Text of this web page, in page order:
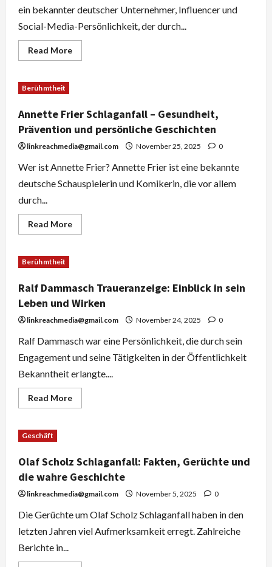
ein bekannter deutscher Unternehmer, Influencer und
Social-Media-Persönlichkeit, der durch...
Read MoreRead
more
Fakten,
Gerüchte
und
Wahrheit
Berühmtheit
Annette Frier Schlaganfall – Gesundheit,
Prävention und persönliche Geschichten
linkreachmedia@gmail.com November 25, 2025 0
Wer ist Annette Frier? Annette Frier ist eine bekannte
deutsche Schauspielerin und Komikerin, die vor allem
durch...
Read MoreRead
more
Gesundheit,
Prävention
und
persönliche
Geschichten
Berühmtheit
Ralf Dammasch Traueranzeige: Einblick in sein
Leben und Wirken
linkreachmedia@gmail.com November 24, 2025 0
Ralf Dammasch war eine Persönlichkeit, die durch sein
Engagement und seine Tätigkeiten in der Öffentlichkeit
Bekanntheit erlangte....
Read MoreRead
more
in
sein
Leben
und
Wirken
Geschäft
Olaf Scholz Schlaganfall: Fakten, Gerüchte und
die wahre Geschichte
linkreachmedia@gmail.com November 5, 2025 0
Die Gerüchte um Olaf Scholz Schlaganfall haben in den
letzten Jahren viel Aufmerksamkeit erregt. Zahlreiche
Berichte in...